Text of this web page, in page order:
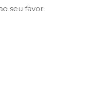
seu favor.